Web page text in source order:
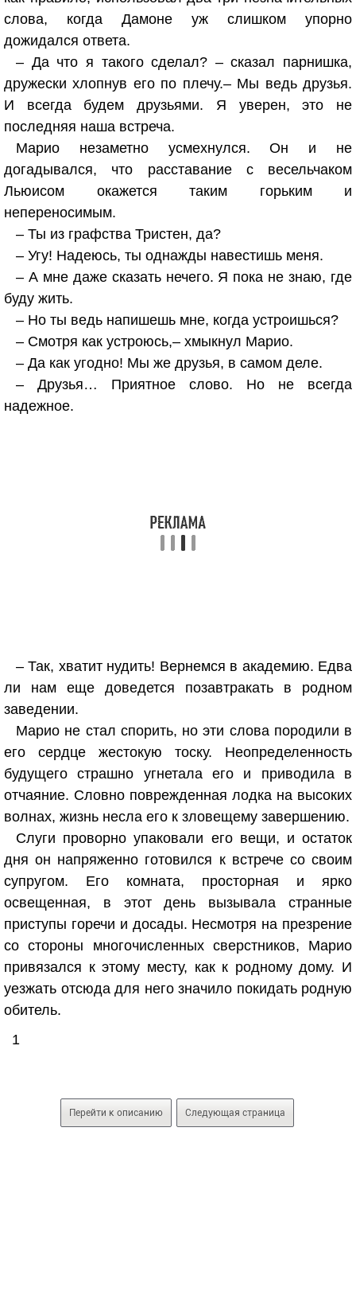
слова, когда Дамоне уж слишком упорно
дожидался ответа.
– Да что я такого сделал? – сказал парнишка,
дружески хлопнув его по плечу.– Мы ведь друзья.
И всегда будем друзьями. Я уверен, это не
последняя наша встреча.
Марио незаметно усмехнулся. Он и не
догадывался, что расставание с весельчаком
Льюисом окажется таким горьким и
непереносимым.
– Ты из графства Тристен, да?
– Угу! Надеюсь, ты однажды навестишь меня.
– А мне даже сказать нечего. Я пока не знаю, где
буду жить.
– Но ты ведь напишешь мне, когда устроишься?
– Смотря как устроюсь,– хмыкнул Марио.
– Да как угодно! Мы же друзья, в самом деле.
– Друзья… Приятное слово. Но не всегда
надежное.
– Так, хватит нудить! Вернемся в академию. Едва
ли нам еще доведется позавтракать в родном
заведении.
Марио не стал спорить, но эти слова породили в
его сердце жестокую тоску. Неопределенность
будущего страшно угнетала его и приводила в
отчаяние. Словно поврежденная лодка на высоких
волнах, жизнь несла его к зловещему завершению.
Слуги проворно упаковали его вещи, и остаток
дня он напряженно готовился к встрече со своим
супругом. Его комната, просторная и ярко
освещенная, в этот день вызывала странные
приступы горечи и досады. Несмотря на презрение
со стороны многочисленных сверстников, Марио
привязался к этому месту, как к родному дому. И
уезжать отсюда для него значило покидать родную
обитель.
1
Перейти к описанию Следующая страница